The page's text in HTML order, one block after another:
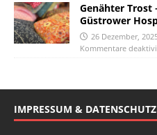
Genähter Trost
Güstrower
26 Dezember,
Kommentare
IMPRESSUM &